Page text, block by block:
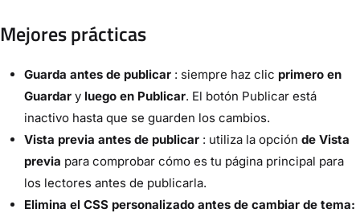
Mejores prácticas
Guarda antes de publicar : siempre haz clic primero en
Guardar y luego en Publicar. El botón Publicar está
inactivo hasta que se guarden los cambios.
Vista previa antes de publicar : utiliza la opción de Vista
previa para comprobar cómo es tu página principal para
los lectores antes de publicarla.
Elimina el CSS personalizado antes de cambiar de tema: